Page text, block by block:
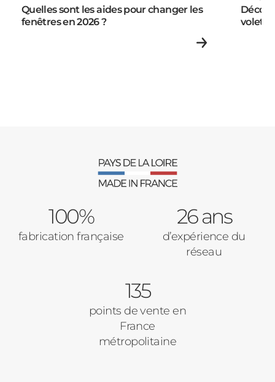
Portail
Vos disponibilités
Code Postal des travaux
Quelles sont les aides pour changer les
fenêtres en 2026 ?
volets
100%
fabrication française
26 ans
d’expérience du
réseau
135
points de vente en
France
métropolitaine